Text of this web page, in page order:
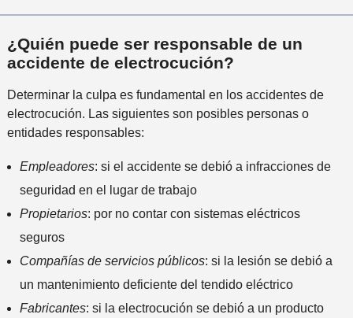
¿Quién puede ser responsable de un
accidente de electrocución?
Determinar la culpa es fundamental en los accidentes de
electrocución. Las siguientes son posibles personas o
entidades responsables:
Empleadores: si el accidente se debió a infracciones de
seguridad en el lugar de trabajo
Propietarios: por no contar con sistemas eléctricos
seguros
Compañías de servicios públicos: si la lesión se debió a
un mantenimiento deficiente del tendido eléctrico
Fabricantes: si la electrocución se debió a un producto